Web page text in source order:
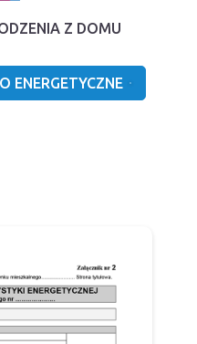
Z DOMU
ENERGETYCZNE